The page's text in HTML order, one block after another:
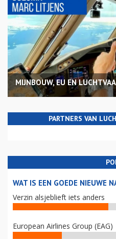
MIJNBOUW, EU EN
PARTNERS VAN
WAT IS EEN GOEDE NIEUWE
Verzin alsjeblieft iets anders
European Airlines Group (EAG)